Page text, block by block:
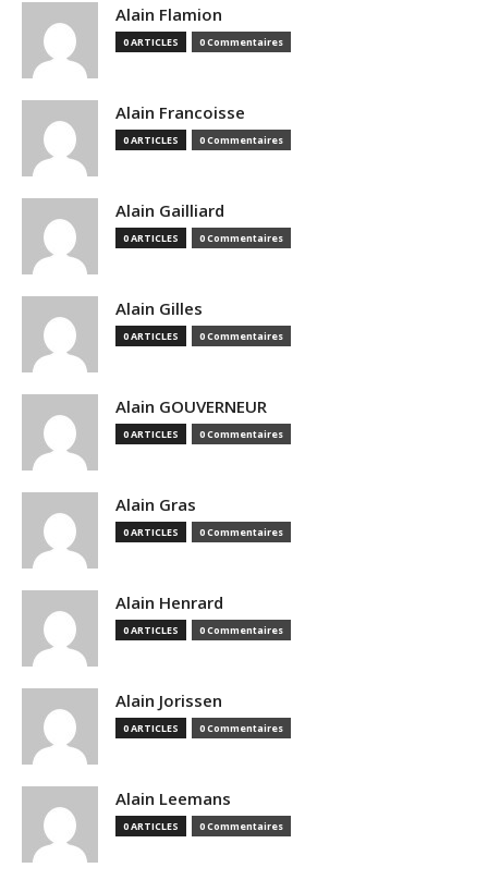
Alain Flamion
0 ARTICLES 0 Commentaires
Alain Francoisse
0 ARTICLES 0 Commentaires
Alain Gailliard
0 ARTICLES 0 Commentaires
Alain Gilles
0 ARTICLES 0 Commentaires
Alain GOUVERNEUR
0 ARTICLES 0 Commentaires
Alain Gras
0 ARTICLES 0 Commentaires
Alain Henrard
0 ARTICLES 0 Commentaires
Alain Jorissen
0 ARTICLES 0 Commentaires
Alain Leemans
0 ARTICLES 0 Commentaires